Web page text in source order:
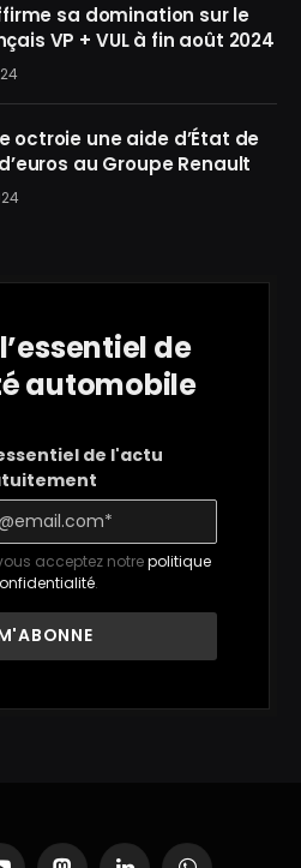
sa domination sur le
VP + VUL à fin août 2024
octroie une aide d’État de
au Groupe Renault
de
automobile
de l'actu
acceptez notrepolitique
.